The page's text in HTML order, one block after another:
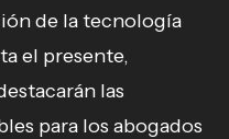
de la tecnología
el presente,
las
para los abogados